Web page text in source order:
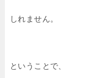
しれません。
ということで、